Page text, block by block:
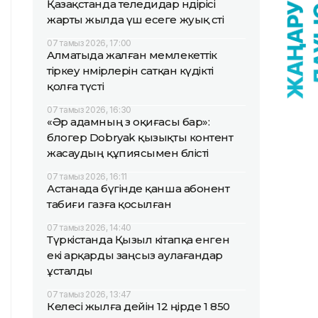
Қазақстанда теледидар өндірісі
жарты жылда үш есеге жуық өсті
07 тамыз 2026, 17:00
Алматыда жалған мемлекеттік
тіркеу нөмірлерін сатқан күдікті
қолға түсті
07 тамыз 2026, 16:30
«Әр адамның өз оқиғасы бар»:
блогер Dobryak қызықты контент
жасаудың құпиясымен бөлісті
07 тамыз 2026, 16:11
Астанада бүгінде қанша абонент
табиғи газға қосылған
07 тамыз 2026, 14:40
Түркістанда Қызыл кітапқа енген
екі арқарды заңсыз аулағандар
ұсталды
07 тамыз 2026, 13:47
Келесі жылға дейін 12 өңірде 1 850